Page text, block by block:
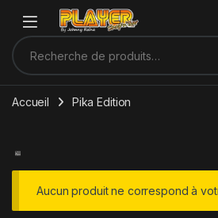
Sauter à la navigation
Skip to content
Recherche pour :
Accueil Pika Edition
Aucun produit ne correspond à